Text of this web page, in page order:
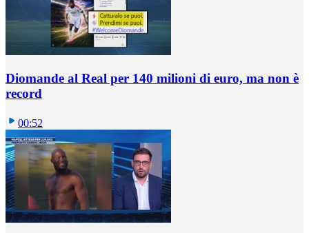
Diomande al Real per 140 milioni di euro, ma non è
record
00:52